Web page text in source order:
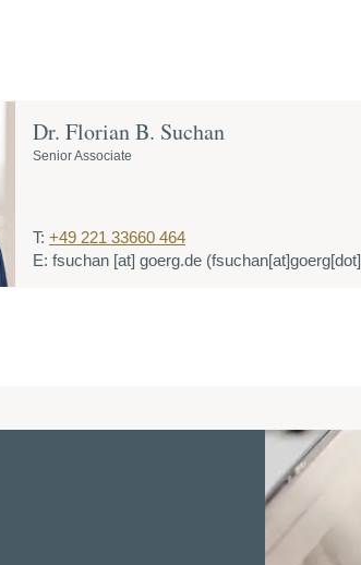
Dr. Florian B. Suchan
Senior Associate
T: +49 221 33660 464
E: fsuchan [at] goerg.de